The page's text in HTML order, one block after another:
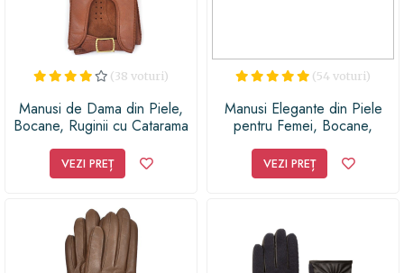
(38 voturi)
Manusi de Dama din Piele,
Bocane, Ruginii cu Catarama
VEZI PREȚ
(54 voturi)
Manusi Elegante din Piele
pentru Femei, Bocane,
VEZI PREȚ